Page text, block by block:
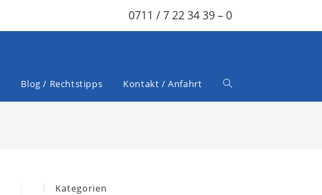
0711 / 7 22 34 39 – 0
Blog / Rechtstipps Kontakt / Anfahrt
Kategorien